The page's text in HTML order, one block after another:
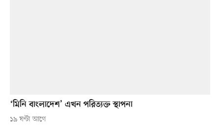
‘মিনি বাংলাদেশ’ এখন পরিত্যক্ত স্থাপনা
১৯ ঘণ্টা আগে